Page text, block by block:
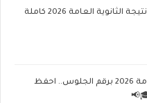
ملف الأسماء بالدرجات نتيجة الثانوية العامة 2026 كاملة
رابط نتيجة الثانوية العامة 2026 برقم الجلوس.. احفظ